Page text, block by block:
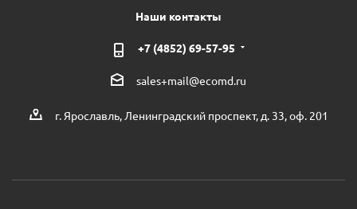
Наши контакты
+7 (4852) 69-57-95
sales+mail@ecomd.ru
г. Ярославль, Ленинградский проспект, д. 33, оф. 201